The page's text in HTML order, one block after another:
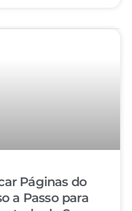
Páginas do
a Passo para